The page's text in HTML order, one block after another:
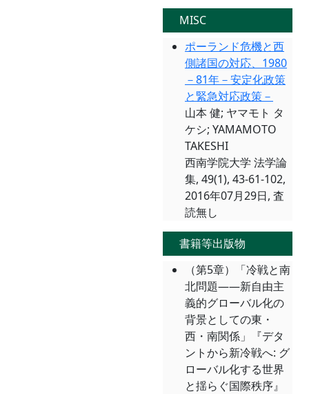
MISC
ポーランド危機と西
側諸国の対応、1980
－81年－安定化政策
と緊急対応政策－
山本 健; ヤマモト タ
ケシ; YAMAMOTO
TAKESHI
西南学院大学 法学論
集, 49(1), 43-61-102,
2016年07月29日, 査
読無し
書籍等出版物
（第5章）「冷戦と南
北問題――新自由主
義的グローバル化の
背景としての東・
西・南関係」『デタ
ントから新冷戦へ: グ
ローバル化する世界
と揺らぐ国際秩序』